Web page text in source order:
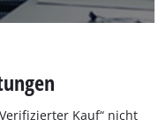
Kauf“ nicht